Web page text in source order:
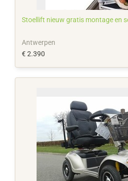
Stoellift nieuw gratis montage en
Antwerpen
€ 2.390